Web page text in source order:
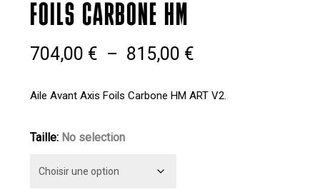
FOILS CARBONE HM
704,00 € – 815,00 €Plage
prix :
Aile Avant Axis Foils Carbone HM ART V2.
Taille: No selection